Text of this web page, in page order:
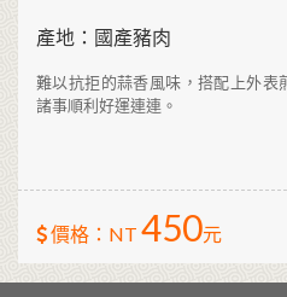
產地：國產豬肉
難以抗拒的蒜香風味，搭配上外表
諸事順利好運連連。
價格：NT 450元